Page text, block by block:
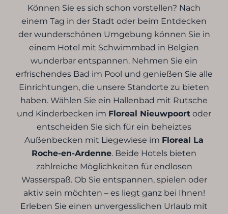
Können Sie es sich schon vorstellen? Nach
einem Tag in der Stadt oder beim Entdecken
der wunderschönen Umgebung können Sie in
einem Hotel mit Schwimmbad in Belgien
wunderbar entspannen. Nehmen Sie ein
erfrischendes Bad im Pool und genießen Sie alle
Einrichtungen, die unsere Standorte zu bieten
haben. Wählen Sie ein Hallenbad mit Rutsche
und Kinderbecken im Floreal Nieuwpoort oder
entscheiden Sie sich für ein beheiztes
Außenbecken mit Liegewiese im Floreal La
Roche-en-Ardenne. Beide Hotels bieten
zahlreiche Möglichkeiten für endlosen
Wasserspaß. Ob Sie entspannen, spielen oder
aktiv sein möchten – es liegt ganz bei Ihnen!
Erleben Sie einen unvergesslichen Urlaub mit